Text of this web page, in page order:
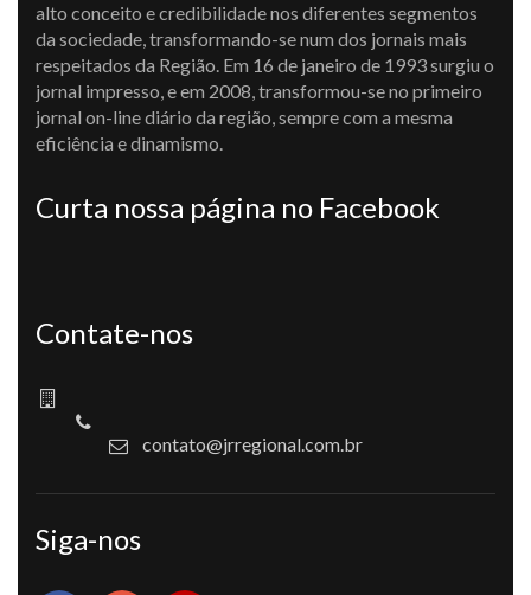
alto conceito e credibilidade nos diferentes segmentos
da sociedade, transformando-se num dos jornais mais
respeitados da Região. Em 16 de janeiro de 1993 surgiu o
jornal impresso, e em 2008, transformou-se no primeiro
jornal on-line diário da região, sempre com a mesma
eficiência e dinamismo.
Curta nossa página no Facebook
Contate-nos
contato@jrregional.com.br
Siga-nos